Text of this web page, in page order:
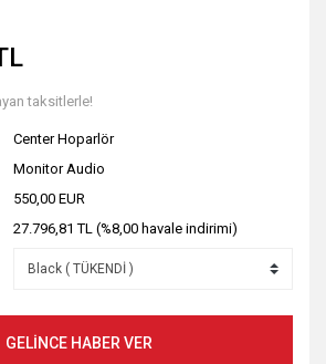
taksitlerle!
Center Hoparlör
Monitor Audio
550,00 EUR
27.796,81 TL (%8,00 havale indirimi)
GELİNCE HABER VER